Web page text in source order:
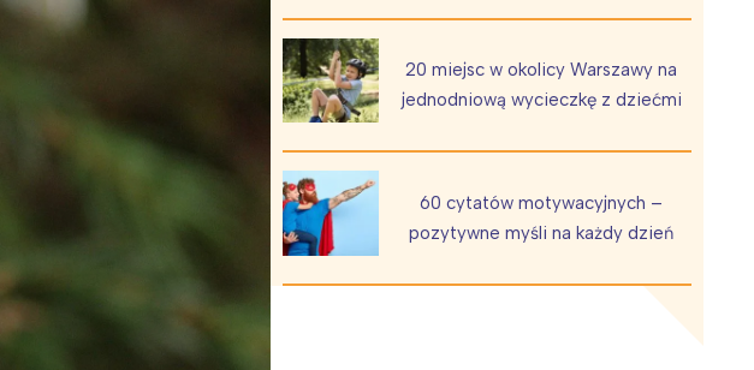
20 miejsc w okolicy Warszawy na
jednodniową wycieczkę z dziećmi
60 cytatów motywacyjnych –
pozytywne myśli na każdy dzień